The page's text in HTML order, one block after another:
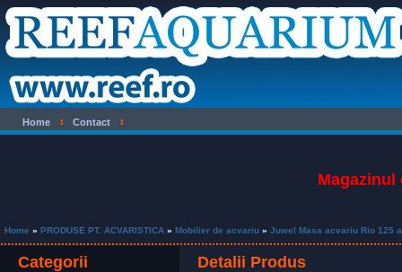
Home Contact
Magazinul
Home » PRODUSE PT. ACVARISTICA » Mobilier de acvariu » Juwel Masa acvariu Rio 125
Categorii Detalii Produs